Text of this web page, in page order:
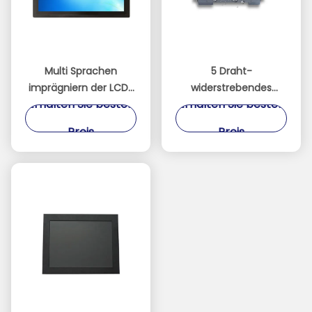
Multi Sprachen
imprägniern der LCD-
Monitor-5
Noten-3H
Erhalten Sie besten
Preis
5 Draht-
widerstrebendes
Touch Screen
Material mit
Erhalten Sie besten
Preis